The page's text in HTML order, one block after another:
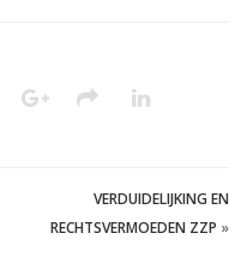
VERDUIDELIJKING EN
RECHTSVERMOEDEN ZZP »